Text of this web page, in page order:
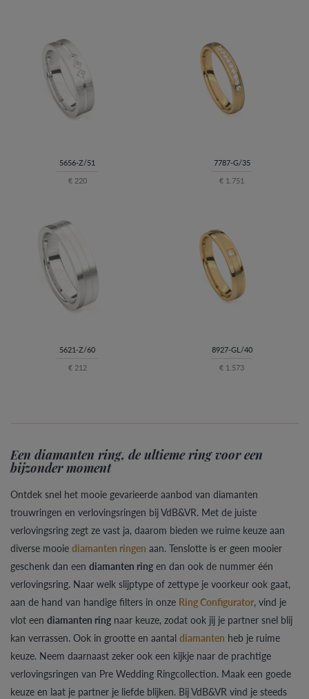
5656-Z/51
€ 220
7787-G/35
€ 1.751
5621-Z/60
€ 212
8927-GL/40
€ 1.573
Een diamanten ring, de ultieme ring voor een
bijzonder moment
Ontdek snel het mooie gevarieerde aanbod van diamanten
trouwringen en verlovingsringen bij VdB&VR. Met de juiste
verlovingsring zegt ze vast ja, daarom bieden we ruime keuze aan
diverse mooie diamanten ringen aan. Tenslotte is er geen mooier
geschenk dan een diamanten ring en dan ook de nummer één
verlovingsring. Naar welk slijptype of zettype je voorkeur ook gaat,
aan de hand van handige filters in onze Ring Configurator, vind je
vlot een diamanten ring naar keuze, zodat ook jij je partner snel blij
kan verrassen. Ook in grootte en aantal diamanten heb je ruime
keuze. Neem daarnaast zeker ook een kijkje naar de prachtige
verlovingsringen van Pre Wedding Ringcollection. Maak een goede
keuze en laat je partner je liefde blijken. Bij VdB&VR vind je steeds